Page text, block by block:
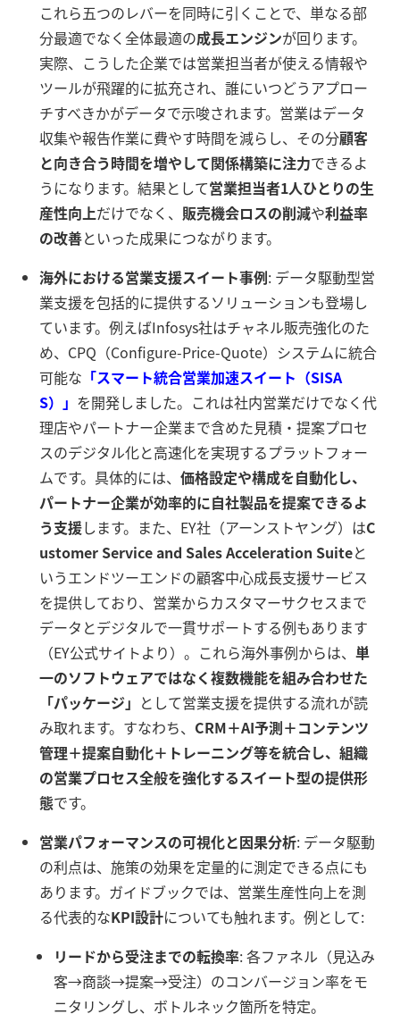
これら五つのレバーを同時に引くことで、単なる部
分最適でなく全体最適の成長エンジンが回ります。
実際、こうした企業では営業担当者が使える情報や
ツールが飛躍的に拡充され、誰にいつどうアプロー
チすべきかがデータで示唆されます。営業はデータ
収集や報告作業に費やす時間を減らし、その分顧客
と向き合う時間を増やして関係構築に注力できるよ
うになります。結果として営業担当者1人ひとりの生
産性向上だけでなく、 販売機会ロスの削減や利益率
の改善といった成果につながります。
海外における営業支援スイート事例: データ駆動型営
業支援を包括的に提供するソリューションも登場し
ています。例えばInfosys社はチャネル販売強化のた
め、CPQ（Configure-Price-Quote）システムに統合
可能な 「スマート統合営業加速スイート（SISA
S）」 を開発しました。これは社内営業だけでなく代
理店やパートナー企業まで含めた見積・提案プロセ
スのデジタル化と高速化を実現するプラットフォー
ムです。具体的には、 価格設定や構成を自動化し、
パートナー企業が効率的に自社製品を提案できるよ
う支援します。また、EY社（アーンストヤング）はC
ustomer Service and Sales Acceleration Suiteと
いうエンドツーエンドの顧客中心成長支援サービス
を提供しており、営業からカスタマーサクセスまで
データとデジタルで一貫サポートする例もあります
（EY公式サイトより）。これら海外事例からは、 単
一のソフトウェアではなく複数機能を組み合わせた
「パッケージ」 として営業支援を提供する流れが読
み取れます。すなわち、 CRM＋AI予測＋コンテンツ
管理＋提案自動化＋トレーニング等を統合し、組織
の営業プロセス全般を強化するスイート型の提供形
態です。
営業パフォーマンスの可視化と因果分析: データ駆動
の利点は、施策の効果を定量的に測定できる点にも
あります。ガイドブックでは、営業生産性向上を測
る代表的なKPI設計についても触れます。例として:
リードから受注までの転換率: 各ファネル（見込み
客→商談→提案→受注）のコンバージョン率をモ
ニタリングし、ボトルネック箇所を特定。